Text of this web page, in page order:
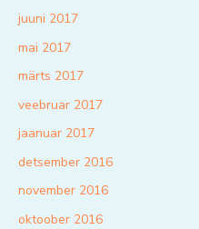
juuni 2017
mai 2017
märts 2017
veebruar 2017
jaanuar 2017
detsember 2016
november 2016
oktoober 2016